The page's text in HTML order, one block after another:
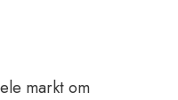
markt om